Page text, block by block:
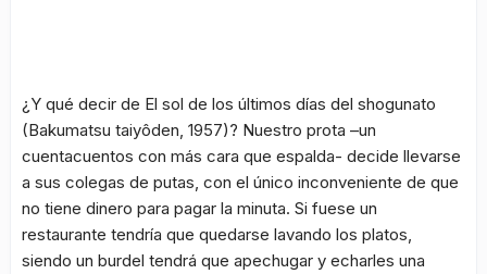
¿Y qué decir de El sol de los últimos días del shogunato
(Bakumatsu taiyôden, 1957)? Nuestro prota –un
cuentacuentos con más cara que espalda- decide llevarse
a sus colegas de putas, con el único inconveniente de que
no tiene dinero para pagar la minuta. Si fuese un
restaurante tendría que quedarse lavando los platos,
siendo un burdel tendrá que apechugar y echarles una